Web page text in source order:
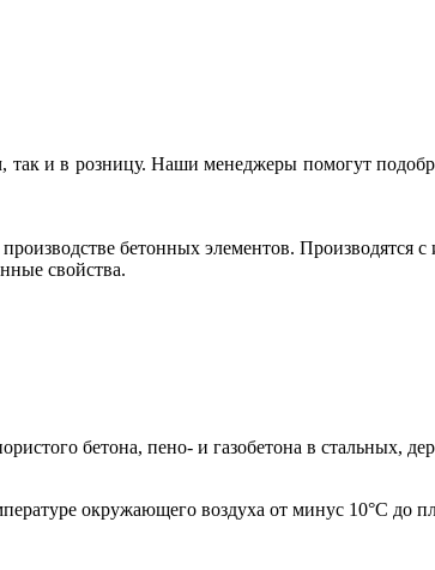
так и в розницу. Наши менеджеры помогут
бетонных элементов. Производятся
свойства.
бетона, пено- и газобетона в стальных,
окружающего воздуха от минус 10°С до